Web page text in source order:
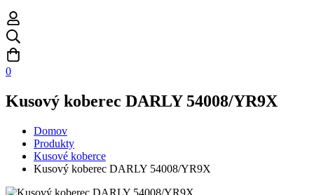
0
Kusový koberec DARLY 54008/YR9X
Domov
Produkty
Kusové koberce
Kusový koberec DARLY 54008/YR9X